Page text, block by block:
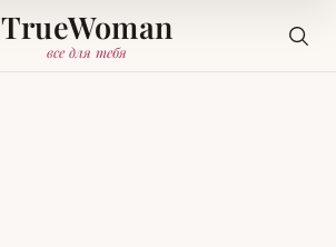
TrueWoman
все для тебя